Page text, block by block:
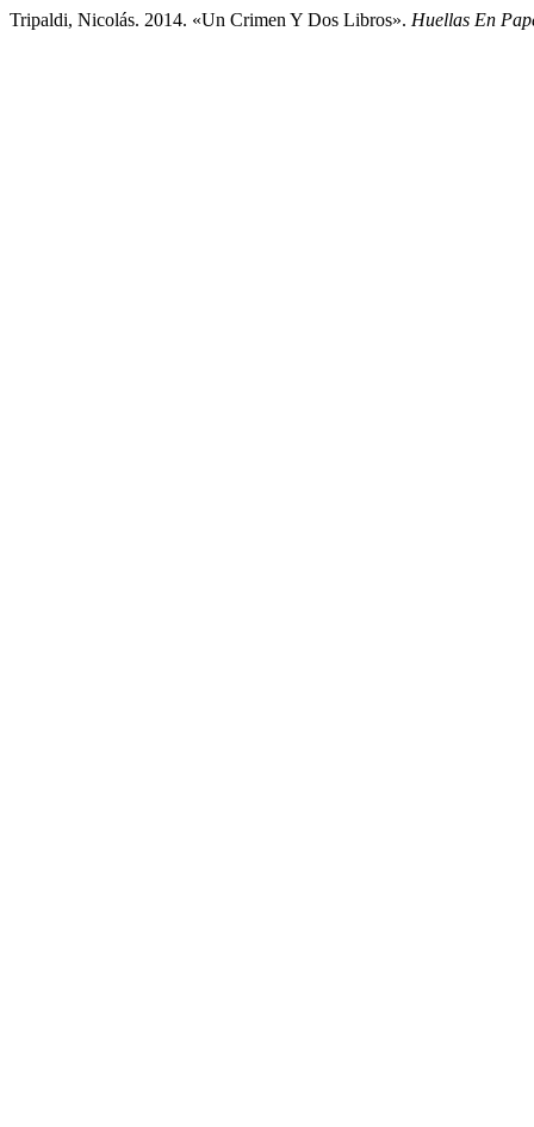
Tripaldi, Nicolás. 2014. «Un Crimen Y Dos Libros». Huellas En